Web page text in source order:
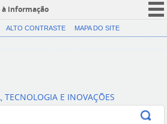
à informação
CORONAVÍRUS (COVID-19)
Canais
ALTO CONTRASTE MAPA DO SITE
E INOVAÇÕES